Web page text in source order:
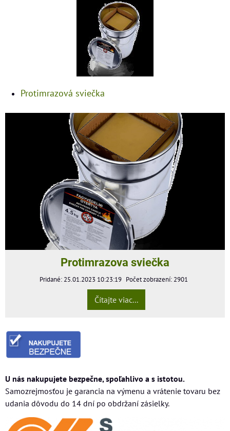
Protimrazová sviečka
Protimrazova sviečka
Pridané: 25.01.2023 10:23:19 Počet zobrazení: 2901
Čítajte viac...
U nás nakupujete bezpečne, spoľahlivo a s istotou.
Samozrejmosťou je garancia na výmenu a vrátenie tovaru bez
udania dôvodu do 14 dní po obdržaní zásielky.